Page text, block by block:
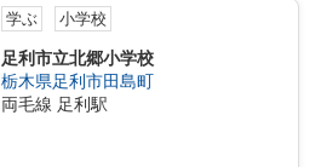
学ぶ 小学校
足利市立北郷小学校
栃木県足利市田島町
両毛線 足利駅